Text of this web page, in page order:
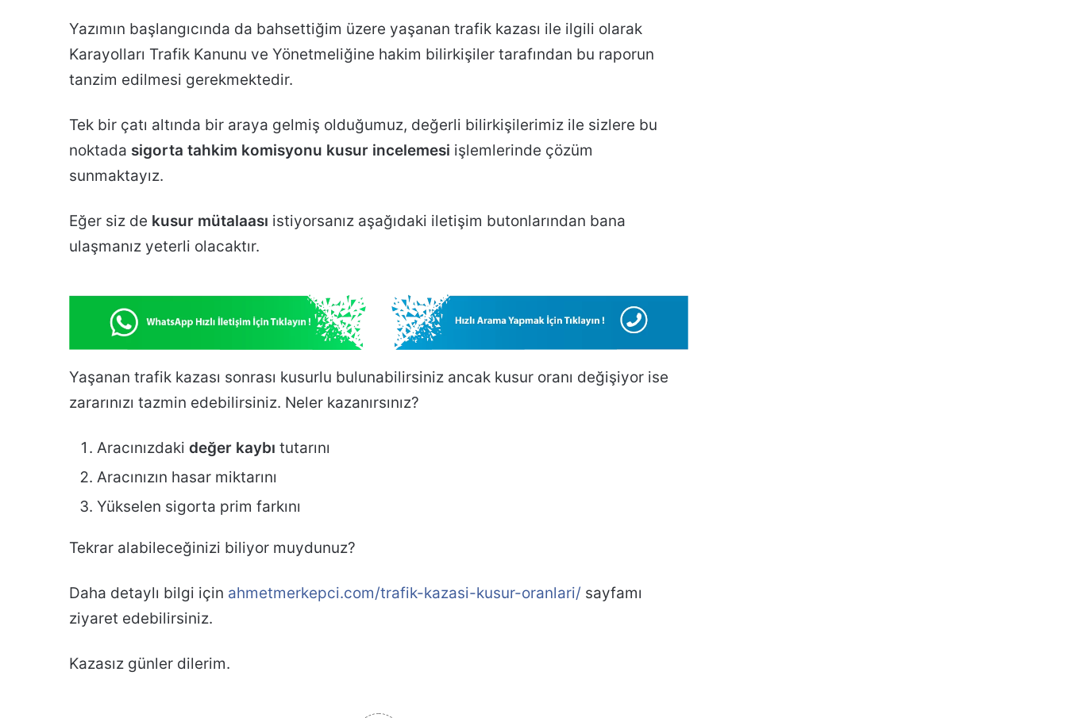
Yazımın başlangıcında da bahsettiğim üzere yaşanan trafik kazası ile ilgili olarak
Karayolları Trafik Kanunu ve Yönetmeliğine hakim bilirkişiler tarafından bu raporun
tanzim edilmesi gerekmektedir.
Tek bir çatı altında bir araya gelmiş olduğumuz, değerli bilirkişilerimiz ile sizlere bu
noktada sigorta tahkim komisyonu kusur incelemesi işlemlerinde çözüm
sunmaktayız.
Eğer siz de kusur mütalaası istiyorsanız aşağıdaki iletişim butonlarından bana
ulaşmanız yeterli olacaktır.
Yaşanan trafik kazası sonrası kusurlu bulunabilirsiniz ancak kusur oranı değişiyor ise
zararınızı tazmin edebilirsiniz. Neler kazanırsınız?
Aracınızdaki değer kaybı tutarını
Aracınızın hasar miktarını
Yükselen sigorta prim farkını
Tekrar alabileceğinizi biliyor muydunuz?
Daha detaylı bilgi için ahmetmerkepci.com/trafik-kazasi-kusur-oranlari/ sayfamı
ziyaret edebilirsiniz.
Kazasız günler dilerim.